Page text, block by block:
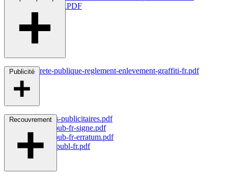
communales.PDF
Proprete-publique-reglement-enlevement-graffiti-fr.pdf
Publicité
Dispositifs-publicitaires.pdf
Imprime-pub-fr-signe.pdf
Imprime-pub-fr-erratum.pdf
Pub-voie-publ-fr.pdf
Recouvrement